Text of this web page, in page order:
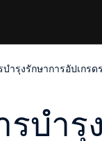
ำรุงรักษาการอัปเกรด
บำรุ